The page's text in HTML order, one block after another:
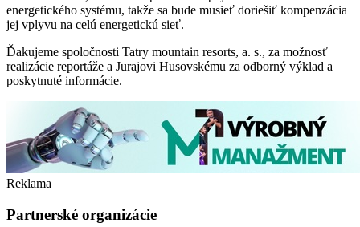
energetického systému, takže sa bude musieť doriešiť kompenzácia
jej vplyvu na celú energetickú sieť.
Ďakujeme spoločnosti Tatry mountain resorts, a. s., za možnosť
realizácie reportáže a Jurajovi Husovskému za odborný výklad a
poskytnuté informácie.
Reklama
Partnerské organizácie